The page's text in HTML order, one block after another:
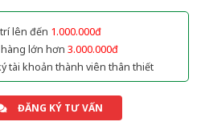
lên đến 1.000.000đ
lớn hơn 3.000.000đ
tài khoản thành viên thân thiết
ĐĂNG KÝ TƯ VẤN